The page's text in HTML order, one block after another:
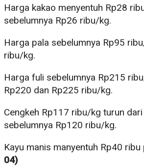
Harga kakao menyentuh Rp28
sebelumnya Rp26 ribu/kg.
Harga pala sebelumnya Rp95
ribu/kg.
Harga fuli sebelumnya Rp215
Rp220 dan Rp225 ribu/kg.
Cengkeh Rp117 ribu/kg turun
sebelumnya Rp120 ribu/kg.
Kayu manis manyentuh Rp40
04)